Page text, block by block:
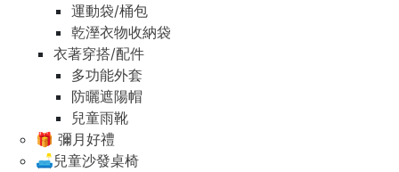
運動袋/桶包
乾溼衣物收納袋
衣著穿搭/配件
多功能外套
防曬遮陽帽
兒童雨靴
🎁 彌月好禮
🛋️兒童沙發桌椅